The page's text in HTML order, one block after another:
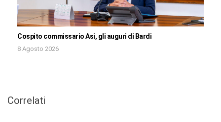
Cospito commissario Asi, gli auguri di Bardi
8 Agosto 2026
Correlati